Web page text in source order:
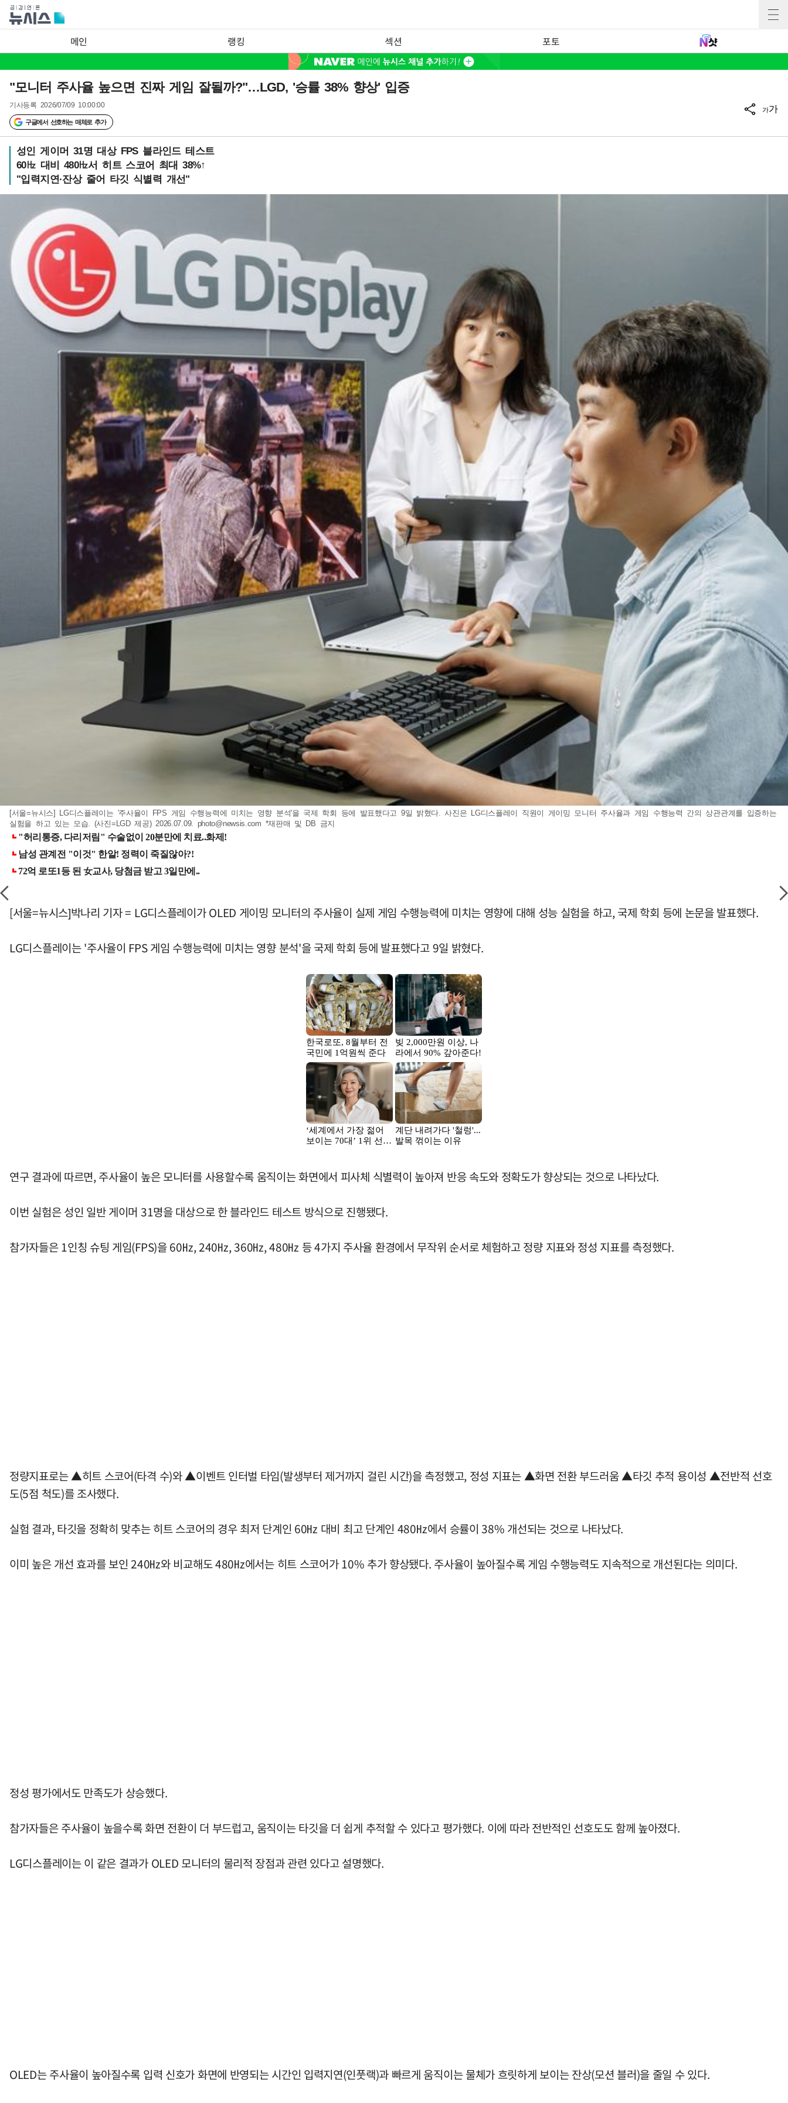
메인 랭킹 섹션 포토
"모니터 주사율 높으면 진짜 게임 잘될까?"…LGD, '승률 38% 향상' 입증
기사등록 2026/07/09 10:00:00
구글에서 선호하는 매체로 추가
가가
성인 게이머 31명 대상 FPS 블라인드 테스트
60㎐ 대비 480㎐서 히트 스코어 최대 38%↑
"입력지연·잔상 줄어 타깃 식별력 개선"
[서울=뉴시스] LG디스플레이는 '주사율이 FPS 게임 수행능력에 미치는 영향 분석'을 국제 학회 등에 발표했다고 9일 밝혔다. 사진은 LG디스플레이 직원이 게이밍 모니터 주사율과 게임 수행능력 간의 상관관계를 입증하는
실험을 하고 있는 모습. (사진=LGD 제공) 2026.07.09. photo@newsis.com *재판매 및 DB 금지
[서울=뉴시스]박나리 기자 = LG디스플레이가 OLED 게이밍 모니터의 주사율이 실제 게임 수행능력에 미치는 영향에 대해 성능 실험을 하고, 국제 학회 등에 논문을 발표했다.
LG디스플레이는 '주사율이 FPS 게임 수행능력에 미치는 영향 분석'을 국제 학회 등에 발표했다고 9일 밝혔다.
연구 결과에 따르면, 주사율이 높은 모니터를 사용할수록 움직이는 화면에서 피사체 식별력이 높아져 반응 속도와 정확도가 향상되는 것으로 나타났다.
이번 실험은 성인 일반 게이머 31명을 대상으로 한 블라인드 테스트 방식으로 진행됐다.
참가자들은 1인칭 슈팅 게임(FPS)을 60㎐, 240㎐, 360㎐, 480㎐ 등 4가지 주사율 환경에서 무작위 순서로 체험하고 정량 지표와 정성 지표를 측정했다.
정량지표로는 ▲히트 스코어(타격 수)와 ▲이벤트 인터벌 타임(발생부터 제거까지 걸린 시간)을 측정했고, 정성 지표는 ▲화면 전환 부드러움 ▲타깃 추적 용이성 ▲전반적 선호
도(5점 척도)를 조사했다.
실험 결과, 타깃을 정확히 맞추는 히트 스코어의 경우 최저 단계인 60㎐ 대비 최고 단계인 480㎐에서 승률이 38% 개선되는 것으로 나타났다.
이미 높은 개선 효과를 보인 240㎐와 비교해도 480㎐에서는 히트 스코어가 10% 추가 향상됐다. 주사율이 높아질수록 게임 수행능력도 지속적으로 개선된다는 의미다.
정성 평가에서도 만족도가 상승했다.
참가자들은 주사율이 높을수록 화면 전환이 더 부드럽고, 움직이는 타깃을 더 쉽게 추적할 수 있다고 평가했다. 이에 따라 전반적인 선호도도 함께 높아졌다.
LG디스플레이는 이 같은 결과가 OLED 모니터의 물리적 장점과 관련 있다고 설명했다.
OLED는 주사율이 높아질수록 입력 신호가 화면에 반영되는 시간인 입력지연(인풋랙)과 빠르게 움직이는 물체가 흐릿하게 보이는 잔상(모션 블러)을 줄일 수 있다.